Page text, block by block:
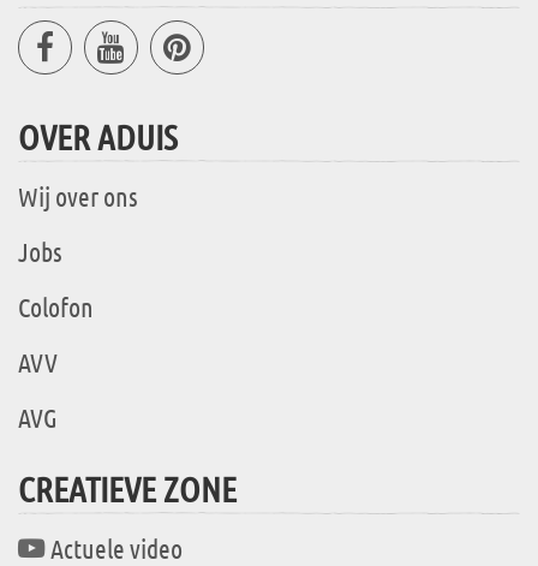
OVER ADUIS
Wij over ons
Jobs
Colofon
AVV
AVG
CREATIEVE ZONE
Actuele video